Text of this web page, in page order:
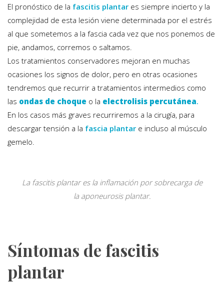
El pronóstico de la fascitis plantar es siempre incierto y la
complejidad de esta lesión viene determinada por el estrés
al que sometemos a la fascia cada vez que nos ponemos de
pie, andamos, corremos o saltamos.
Los tratamientos conservadores mejoran en muchas
ocasiones los signos de dolor, pero en otras ocasiones
tendremos que recurrir a tratamientos intermedios como
las ondas de choque o la electrolisis percutánea.
En los casos más graves recurriremos a la cirugía, para
descargar tensión a la fascia plantar e incluso al músculo
gemelo.
La fascitis plantar es la inflamación por sobrecarga de
la aponeurosis plantar.
Síntomas de fascitis
plantar